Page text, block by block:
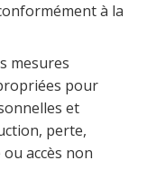
à la
mesures
pour
et
perte,
accès non